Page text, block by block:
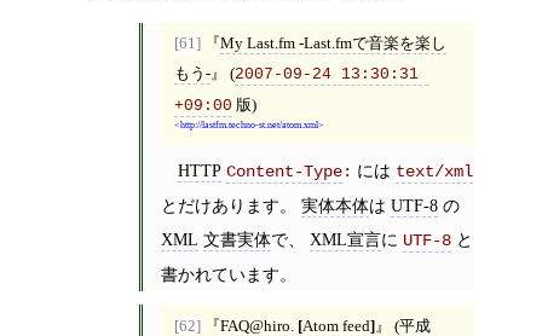
[61]
My Last.fm -Last.fmで音楽を楽し
もう-
(2007-09-24 13:30:31
+09:00 版)
http://lastfm.techno-st.net/atom.xml
HTTP Content-Type: には text/xml
とだけあります。 実体本体は UTF-8の
XML 文書実体で、 XML宣言に UTF-8と
書かれています。
[62] FAQ@hiro. [Atom feed] (平成